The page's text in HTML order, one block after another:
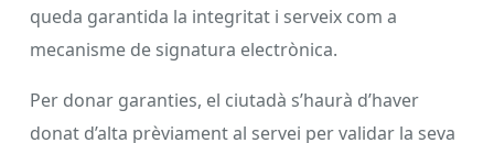
queda garantida la integritat i serveix com a
mecanisme de signatura electrònica.
Per donar garanties, el ciutadà s’haurà d’haver
donat d’alta prèviament al servei per validar la seva